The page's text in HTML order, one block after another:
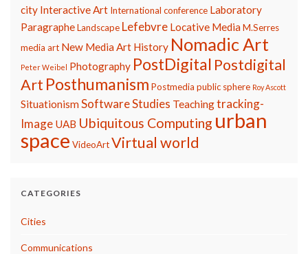
city Interactive Art International conference Laboratory
ParagrapheLandscape Lefebvre Locative MediaM.Serres
media art New Media Art History Nomadic Art
Peter Weibel Photography PostDigital Postdigital
Art Posthumanism Postmedia public sphere Roy Ascott
SituationismSoftware Studies Teachingtracking-
Image UAB Ubiquitous Computing urban
space VideoArtVirtual world
CATEGORIES
Cities
Communications